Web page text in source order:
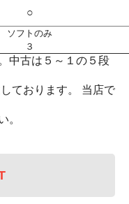
○
ソフトのみ
３
中古は５～１の５段
ております。 当店で
。